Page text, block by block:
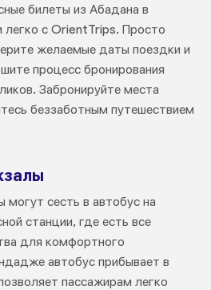
билеты из Абадана в
с OrientTrips. Просто
желаемые даты поездки и
процесс бронирования
Забронируйте места
беззаботным путешествием
сесть в автобус на
станции, где есть все
для комфортного
автобус прибывает в
пассажирам легко